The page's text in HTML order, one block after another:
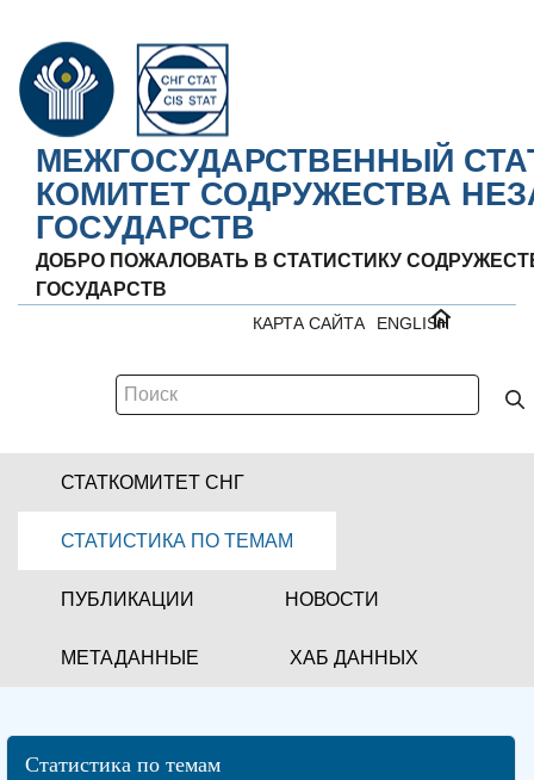
МЕЖГОСУДАРСТВЕННЫЙ
КОМИТЕТ СОДРУЖЕСТВА
ГОСУДАРСТВ
ДОБРО ПОЖАЛОВАТЬ В СТАТИСТИКУ
ГОСУДАРСТВ
ENGLISH
КАРТА САЙТА
СТАТКОМИТЕТ СНГ
СТАТИСТИКА ПО ТЕМАМ
ПУБЛИКАЦИИ НОВОСТИ
МЕТАДАННЫЕ ХАБ ДАННЫХ
Статистика по темам